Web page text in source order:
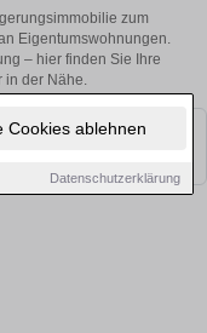
Cookies ablehnen
Datenschutzerklärung
zum
Eigentumswohnungen.
– hier finden Sie Ihre
in der Nähe.
finden. Schauen Sie